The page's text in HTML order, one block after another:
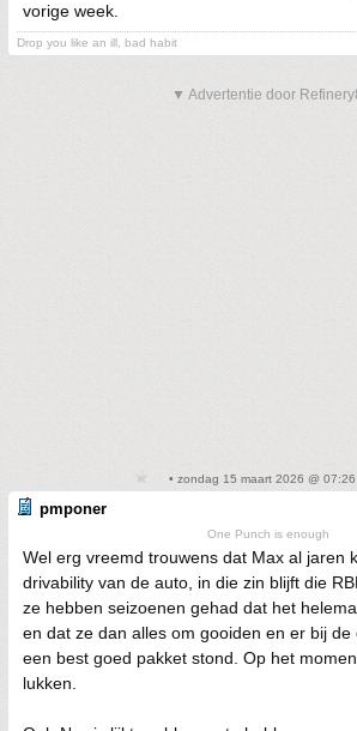
vorige week.
Drop you like an ill, bad habit
▼ Advertentie door
• zondag 15 maart 2026 @ 07:26
pmponer
One Punch is enough
Wel erg vreemd trouwens dat Max al jaren
drivability van de auto, in die zin blijft die
ze hebben seizoenen gehad dat het
en dat ze dan alles om gooiden en er bij de
een best goed pakket stond. Op het
lukken.